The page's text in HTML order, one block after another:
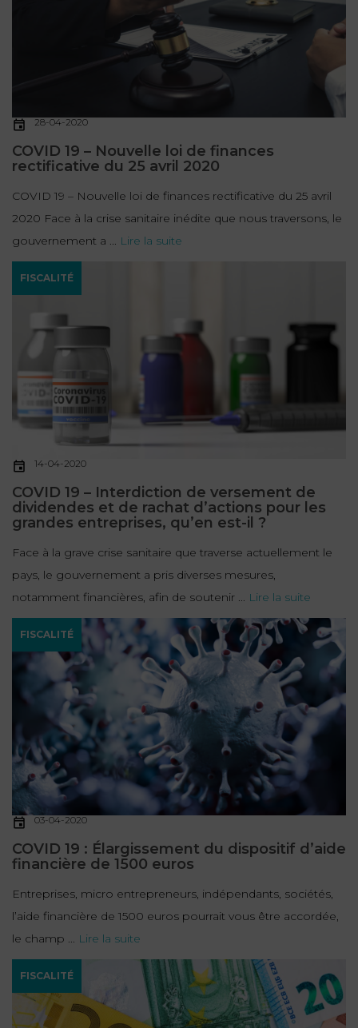
28-04-2020
COVID 19 – Nouvelle loi de finances
rectificative du 25 avril 2020
COVID 19 – Nouvelle loi de finances rectificative du 25 avril
2020 Face à la crise sanitaire inédite que nous traversons, le
gouvernement a ... Lire la suite
FISCALITÉ
14-04-2020
COVID 19 – Interdiction de versement de
dividendes et de rachat d’actions pour les
grandes entreprises, qu’en est-il ?
Face à la grave crise sanitaire que traverse actuellement le
pays, le gouvernement a pris diverses mesures,
notamment financières, afin de soutenir ... Lire la suite
FISCALITÉ
03-04-2020
COVID 19 : Élargissement du dispositif d’aide
financière de 1500 euros
Entreprises, micro entrepreneurs, indépendants, sociétés,
l’aide financière de 1500 euros pourrait vous être accordée,
le champ ... Lire la suite
FISCALITÉ